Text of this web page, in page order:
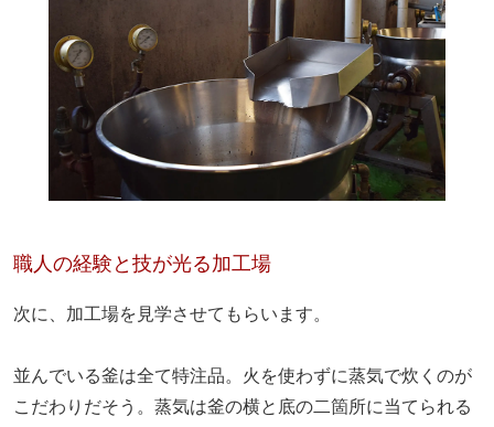
職人の経験と技が光る加工場
次に、加工場を見学させてもらいます。
並んでいる釜は全て特注品。火を使わずに蒸気で炊くのが
こだわりだそう。蒸気は釜の横と底の二箇所に当てられる